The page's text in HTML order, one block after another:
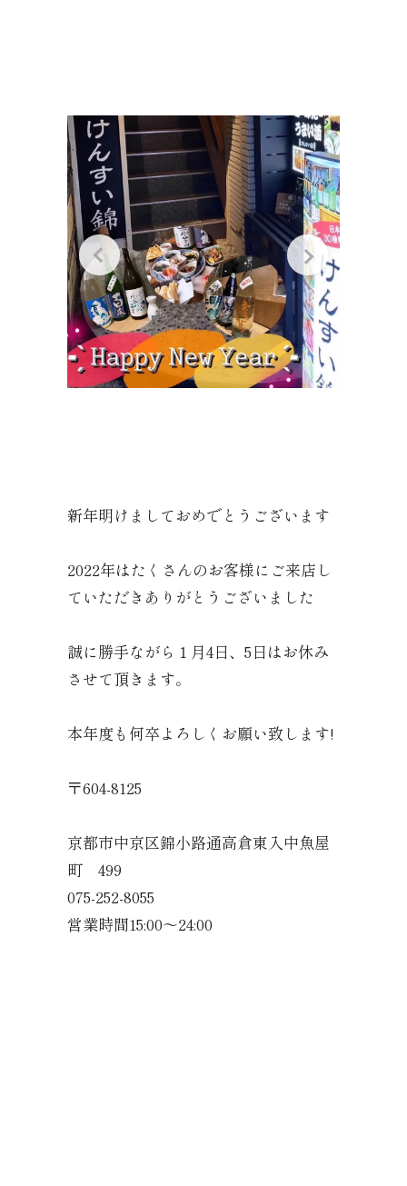
新年明けましておめでとうございます
2022年はたくさんのお客様にご来店し
ていただきありがとうございました
誠に勝手ながら１月4日、5日はお休み
させて頂きます。
本年度も何卒よろしくお願い致します!
〒604-8125
京都市中京区錦小路通高倉東入中魚屋
町 499
075-252-8055
営業時間15:00〜24:00